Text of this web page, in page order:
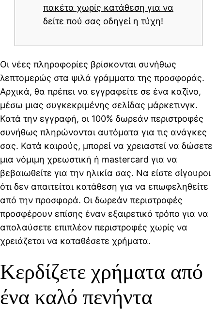
πακέτα χωρίς κατάθεση για να
δείτε πού σας οδηγεί η τύχη!
Οι νέες πληροφορίες βρίσκονται συνήθως
λεπτομερώς στα ψιλά γράμματα της προσφοράς.
Αρχικά, θα πρέπει να εγγραφείτε σε ένα καζίνο,
μέσω μιας συγκεκριμένης σελίδας μάρκετινγκ.
Κατά την εγγραφή, οι 100% δωρεάν περιστροφές
συνήθως πληρώνονται αυτόματα για τις ανάγκες
σας. Κατά καιρούς, μπορεί να χρειαστεί να δώσετε
μια νόμιμη χρεωστική ή mastercard για να
βεβαιωθείτε για την ηλικία σας. Να είστε σίγουροι
ότι δεν απαιτείται κατάθεση για να επωφεληθείτε
από την προσφορά. Οι δωρεάν περιστροφές
προσφέρουν επίσης έναν εξαιρετικό τρόπο για να
απολαύσετε επιπλέον περιστροφές χωρίς να
χρειάζεται να καταθέσετε χρήματα.
Κερδίζετε χρήματα από
ένα καλό πενήντα